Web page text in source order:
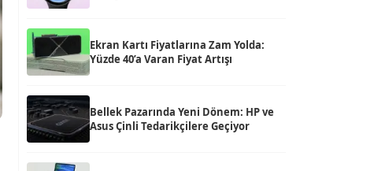
Ekran Kartı Fiyatlarına Zam Yolda:
Yüzde 40’a Varan Fiyat Artışı
Bellek Pazarında Yeni Dönem: HP ve
Asus Çinli Tedarikçilere Geçiyor